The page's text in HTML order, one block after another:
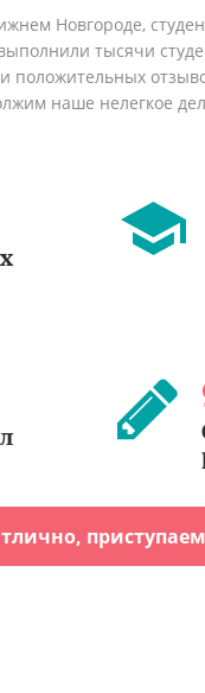
Новгороде,
тысячи
положительных
наше нелегкое